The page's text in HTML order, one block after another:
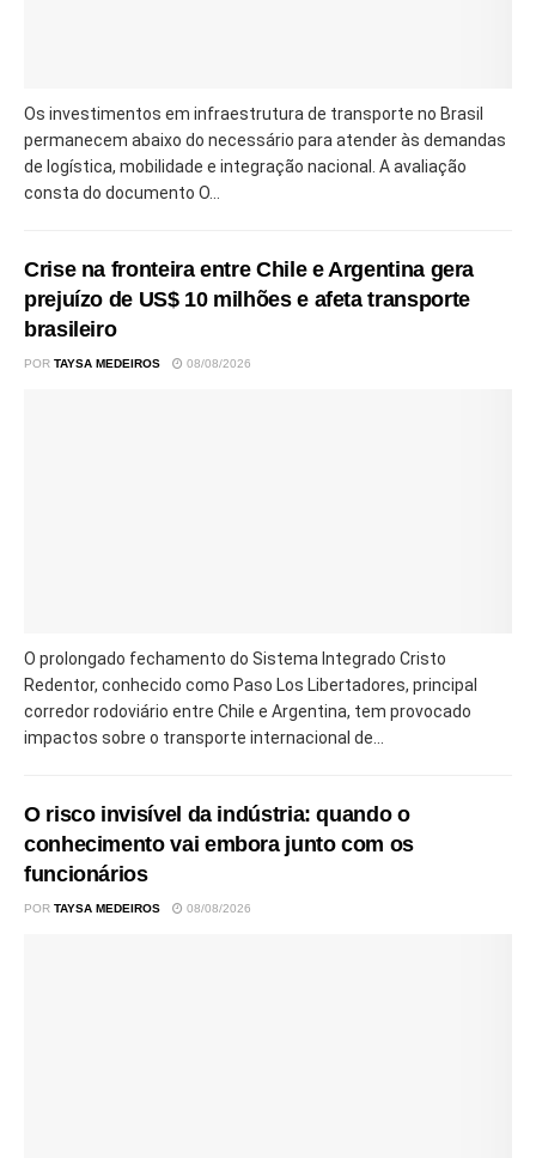
Os investimentos em infraestrutura de transporte no Brasil
permanecem abaixo do necessário para atender às demandas
de logística, mobilidade e integração nacional. A avaliação
consta do documento O...
Crise na fronteira entre Chile e Argentina gera
prejuízo de US$ 10 milhões e afeta transporte
brasileiro
POR TAYSA MEDEIROS 08/08/2026
O prolongado fechamento do Sistema Integrado Cristo
Redentor, conhecido como Paso Los Libertadores, principal
corredor rodoviário entre Chile e Argentina, tem provocado
impactos sobre o transporte internacional de...
O risco invisível da indústria: quando o
conhecimento vai embora junto com os
funcionários
POR TAYSA MEDEIROS 08/08/2026